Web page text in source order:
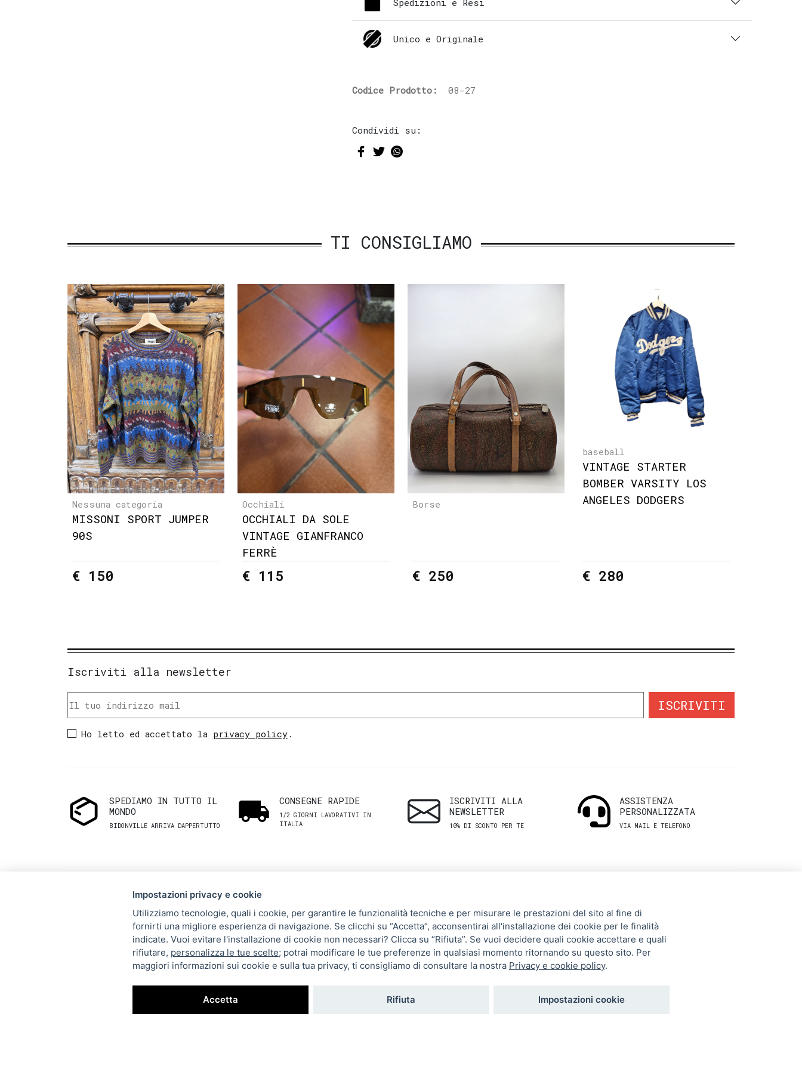
Unico e Originale
Codice Prodotto: 08-27
Condividi su:
TI CONSIGLIAMO
Nessuna categoria
MISSONI SPORT JUMPER
90S
€ 150
Occhiali
OCCHIALI DA SOLE
VINTAGE GIANFRANCO
FERRÈ
€ 115
Borse
€ 250
baseball
VINTAGE STARTER
BOMBER VARSITY LOS
ANGELES DODGERS
€ 280
Iscriviti alla newsletter
ISCRIVITI
Ho letto ed accettato la privacy policy.
SPEDIAMO IN TUTTO IL
MONDO
BIDONVILLE ARRIVA DAPPERTUTTO
CONSEGNE RAPIDE
1/2 GIORNI LAVORATIVI IN
ITALIA
ISCRIVITI ALLA
NEWSLETTER
10% DI SCONTO PER TE
ASSISTENZA
PERSONALIZZATA
VIA MAIL E TELEFONO
Via Melo 224/a, Bari, Italy,
+39 080 990 5699
P.IVA: 05921860721
Uomo
Donna
Brand
Tutti i prodotti
CLIENTI
Termini e Condizioni
Spedizioni e resi
Privacy Policy
UTILI
Storia
Gift Card
Impostazioni privacy e cookie
Utilizziamo tecnologie, quali i cookie, per garantire le funzionalità tecniche e per misurare le prestazioni del sito al fine di
fornirti una migliore esperienza di navigazione. Se clicchi su “Accetta”, acconsentirai all'installazione dei cookie per le finalità
indicate. Vuoi evitare l'installazione di cookie non necessari? Clicca su “Rifiuta”. Se vuoi decidere quali cookie accettare e quali
rifiutare, personalizza le tue scelte; potrai modificare le tue preferenze in qualsiasi momento ritornando su questo sito. Per
maggiori informazioni sui cookie e sulla tua privacy, ti consigliamo di consultare la nostra Privacy e cookie policy.
Accetta Rifiuta Impostazioni cookie